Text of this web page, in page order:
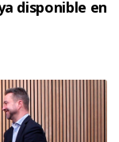
disponible en